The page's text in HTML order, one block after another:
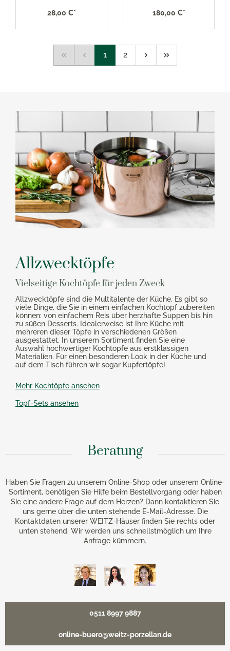
28,00 €* 180,00 €*
1 2
Allzwecktöpfe
Vielseitige Kochtöpfe für jeden Zweck
Allzwecktöpfe sind die Multitalente der Küche. Es gibt so
viele Dinge, die Sie in einem einfachen Kochtopf zubereiten
können: von einfachem Reis über herzhafte Suppen bis hin
zu süßen Desserts. Idealerweise ist Ihre Küche mit
mehreren dieser Töpfe in verschiedenen Größen
ausgestattet. In unserem Sortiment finden Sie eine
Auswahl hochwertiger Kochtöpfe aus erstklassigen
Materialien. Für einen besonderen Look in der Küche und
auf dem Tisch führen wir sogar Kupfertöpfe!
Mehr Kochtöpfe ansehen
Topf-Sets ansehen
Beratung
Haben Sie Fragen zu unserem Online-Shop oder unserem Online-
Sortiment, benötigen Sie Hilfe beim Bestellvorgang oder haben
Sie eine andere Frage auf dem Herzen? Dann kontaktieren Sie
uns gerne über die unten stehende E-Mail-Adresse. Die
Kontaktdaten unserer WEITZ-Häuser finden Sie rechts oder
unten stehend. Wir werden uns schnellstmöglich um Ihre
Anfrage kümmern.
0511 8997 9887
online-buero@weitz-porzellan.de